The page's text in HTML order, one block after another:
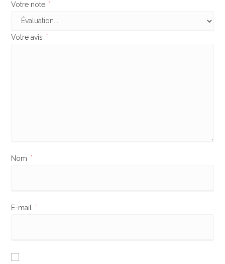
Votre note *
Votre avis *
Nom *
E-mail *